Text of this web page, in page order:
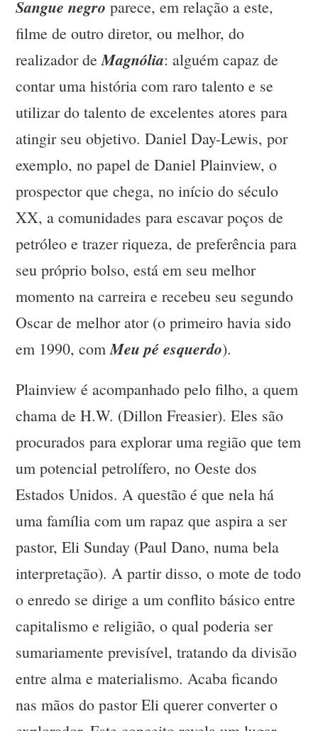
Sangue negro parece, em relação a este,
filme de outro diretor, ou melhor, do
realizador deMagnólia: alguém capaz de
contar uma história com raro talento e se
utilizar do talento de excelentes atores para
atingir seu objetivo. Daniel Day-Lewis, por
exemplo, no papel de Daniel Plainview, o
prospector que chega, no início do século
XX, a comunidades para escavar poços de
petróleo e trazer riqueza, de preferência para
seu próprio bolso, está em seu melhor
momento na carreira e recebeu seu segundo
Oscar de melhor ator (o primeiro havia sido
em 1990, comMeu pé esquerdo).
Plainview é acompanhado pelo filho, a quem
chama de H.W. (Dillon Freasier). Eles são
procurados para explorar uma região que tem
um potencial petrolífero, no Oeste dos
Estados Unidos. A questão é que nela há
uma família com um rapaz que aspira a ser
pastor, Eli Sunday (Paul Dano, numa bela
interpretação). A partir disso, o mote de todo
o enredo se dirige a um conflito básico entre
capitalismo e religião, o qual poderia ser
sumariamente previsível, tratando da divisão
entre alma e materialismo. Acaba ficando
nas mãos do pastor Eli querer converter o